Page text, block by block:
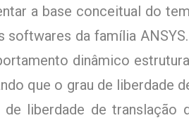
a base conceitual do
da família
dinâmico
que o grau de liberdade
liberdade de translação